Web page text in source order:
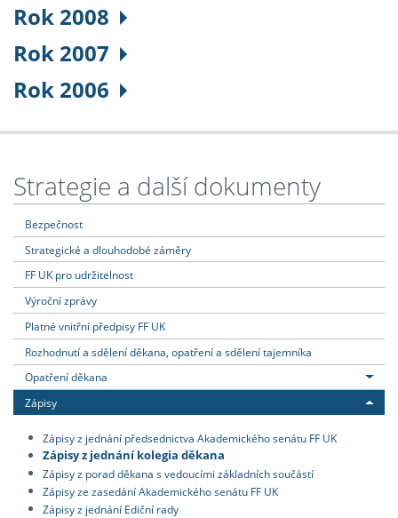
Rok 2008
Rok 2007
Rok 2006
Strategie a další dokumenty
Bezpečnost
Strategické a dlouhodobé záměry
FF UK pro udržitelnost
Výroční zprávy
Platné vnitřní předpisy FF UK
Rozhodnutí a sdělení děkana, opatření a sdělení tajemníka
Opatření děkana
Zápisy
Zápisy z jednání předsednictva Akademického senátu FF UK
Zápisy z jednání kolegia děkana
Zápisy z porad děkana s vedoucími základních součástí
Zápisy ze zasedání Akademického senátu FF UK
Zápisy z jednání Ediční rady